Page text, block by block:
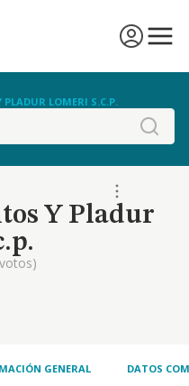
LOMERI S.C.P.
Y Pladur
GENERAL DATOS